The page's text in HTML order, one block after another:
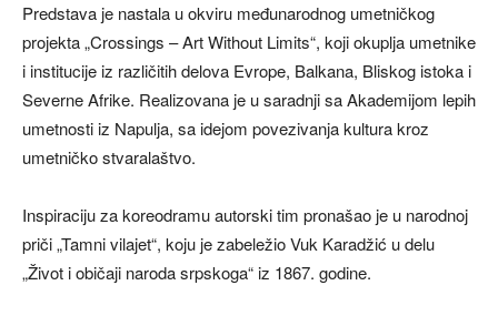
Predstava je nastala u okviru međunarodnog umetničkog
projekta „Crossings – Art Without Limits“, koji okuplja umetnike
i institucije iz različitih delova Evrope, Balkana, Bliskog istoka i
Severne Afrike. Realizovana je u saradnji sa Akademijom lepih
umetnosti iz Napulja, sa idejom povezivanja kultura kroz
umetničko stvaralaštvo.
Inspiraciju za koreodramu autorski tim pronašao je u narodnoj
priči „Tamni vilajet“, koju je zabeležio Vuk Karadžić u delu
„Život i običaji naroda srpskoga“ iz 1867. godine.